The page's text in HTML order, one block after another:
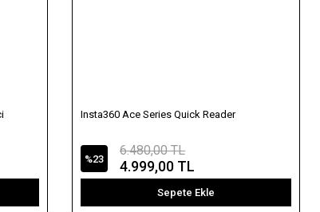
Insta360 Ace Series Quick Reader
%23
6.480,00 TL
4.999,00 TL
Sepete Ekle